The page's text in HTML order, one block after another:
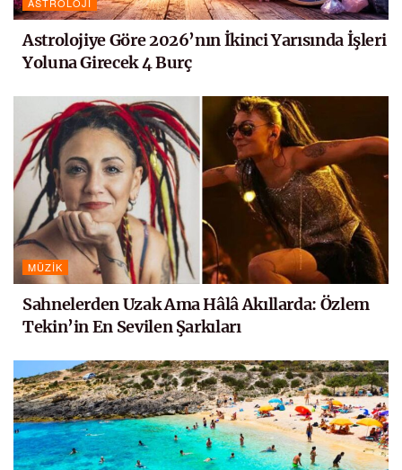
Astrolojiye Göre 2026’nın İkinci Yarısında İşleri
Yoluna Girecek 4 Burç
MÜZIK
Sahnelerden Uzak Ama Hâlâ Akıllarda: Özlem
Tekin’in En Sevilen Şarkıları